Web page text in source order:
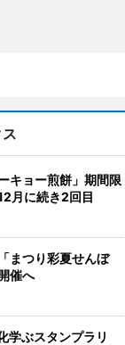
キョー煎餅」期間限
月に続き2回目
まつり彩夏せんぼ
催へ
学ぶスタンプラリ